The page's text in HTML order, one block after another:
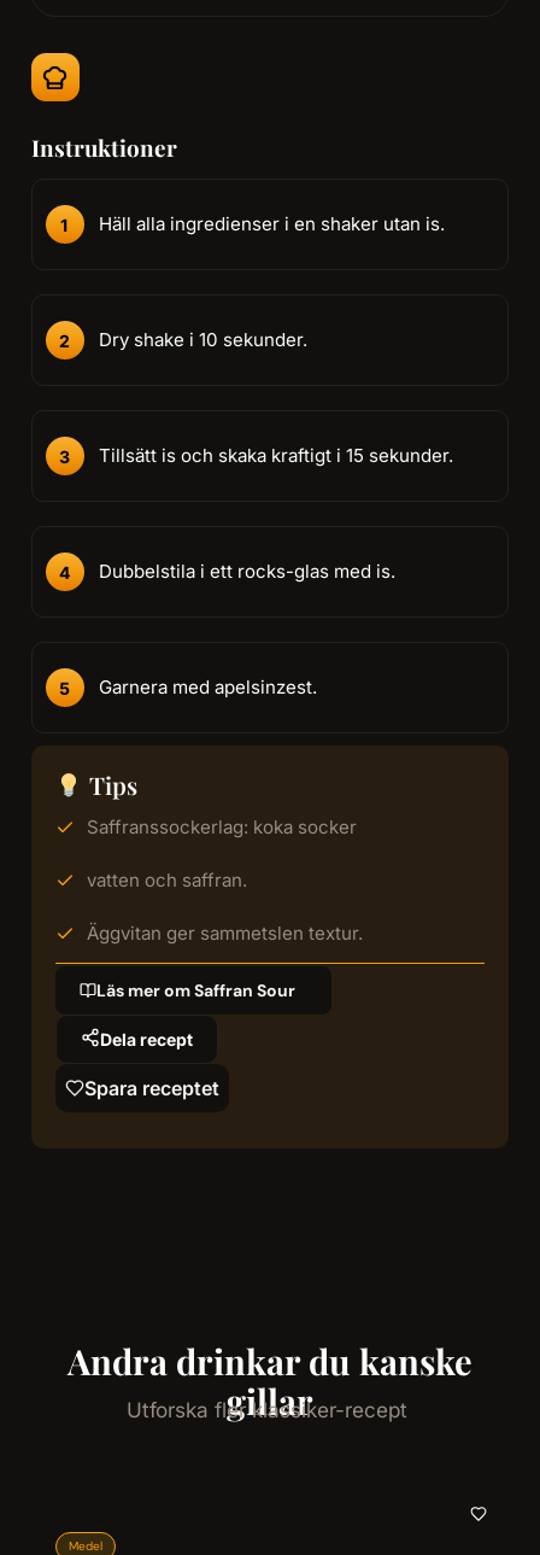
Instruktioner
Häll alla ingredienser i en shaker utan is.
Dry shake i 10 sekunder.
Tillsätt is och skaka kraftigt i 15 sekunder.
Dubbelstila i ett rocks-glas med is.
Garnera med apelsinzest.
Tips
Saffranssockerlag: koka socker
vatten och saffran.
Äggvitan ger sammetslen textur.
Läs mer om Saffran Sour
Dela recept
Spara receptet
Andra drinkar du kanske
gillar
Utforska fler klassiker-recept
Medel